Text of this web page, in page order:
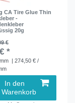
CA Tire Glue Thin
-
20g
€
*
| 274,50 € /
In den
Warenkorb